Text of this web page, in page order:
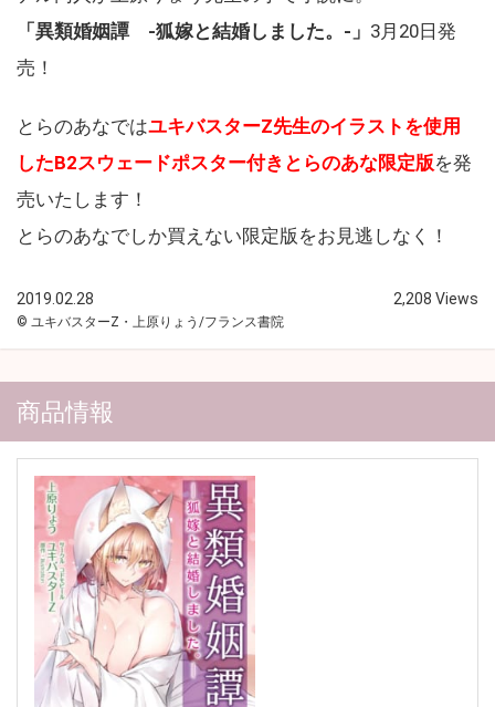
「異類婚姻譚 -狐嫁と結婚しました。-」 3月20日発
売！
とらのあなではユキバスターZ先生のイラストを使用
したB2スウェードポスター付きとらのあな限定版を発
売いたします！
とらのあなでしか買えない限定版をお見逃しなく！
2019.02.28 2,208 Views
© ユキバスターZ・上原りょう/フランス書院
商品情報